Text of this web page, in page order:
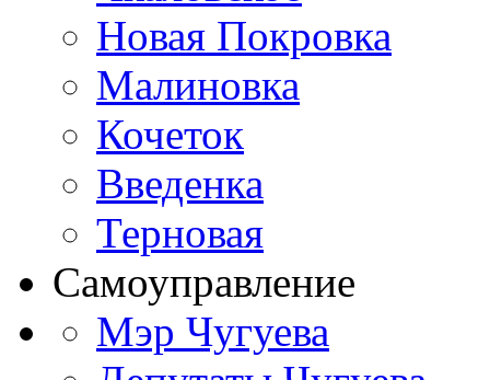
Новая Покровка
Малиновка
Кочеток
Введенка
Терновая
Самоуправление
Мэр Чугуева